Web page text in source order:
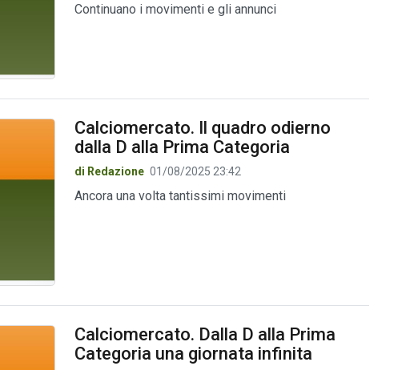
Continuano i movimenti e gli annunci
Calciomercato. Il quadro odierno
dalla D alla Prima Categoria
di Redazione 01/08/2025 23:42
Ancora una volta tantissimi movimenti
Calciomercato. Dalla D alla Prima
Categoria una giornata infinita